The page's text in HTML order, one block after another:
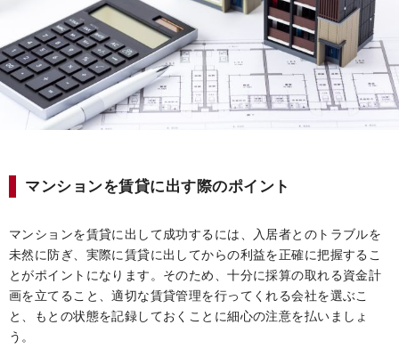
マンションを賃貸に出す際のポイント
マンションを賃貸に出して成功するには、入居者とのトラブルを
未然に防ぎ、実際に賃貸に出してからの利益を正確に把握するこ
とがポイントになります。そのため、十分に採算の取れる資金計
画を立てること、適切な賃貸管理を行ってくれる会社を選ぶこ
と、もとの状態を記録しておくことに細心の注意を払いましょ
う。